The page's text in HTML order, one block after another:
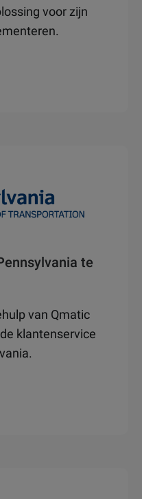
voor zijn
te
van Qmatic
klantenservice